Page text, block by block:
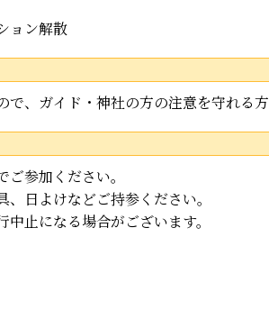
ョン解散
で、ガイド・神社の方の注意を守れる方
ご参加ください。
、日よけなどご持参ください。
中止になる場合がございます。